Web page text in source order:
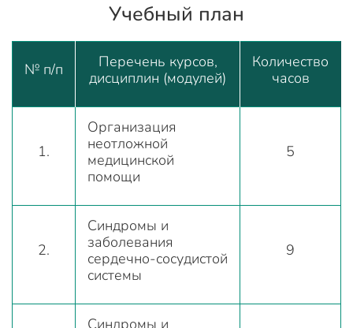
Учебный план
№ п/п
Перечень курсов,
дисциплин (модулей)
Количество
часов
1.
Организация
неотложной
медицинской
помощи
5
2.
Синдромы и
заболевания
сердечно-сосудистой
системы
9
Синдромы и